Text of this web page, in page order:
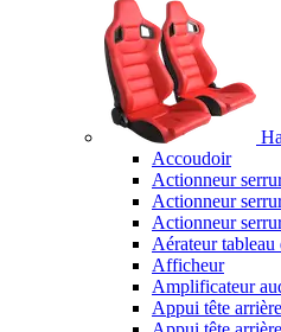
Accoudoir
Actionneur
Actionneur
Actionneur
Aérateur tableau
Afficheur
Amplificateur
Appui tête arrière